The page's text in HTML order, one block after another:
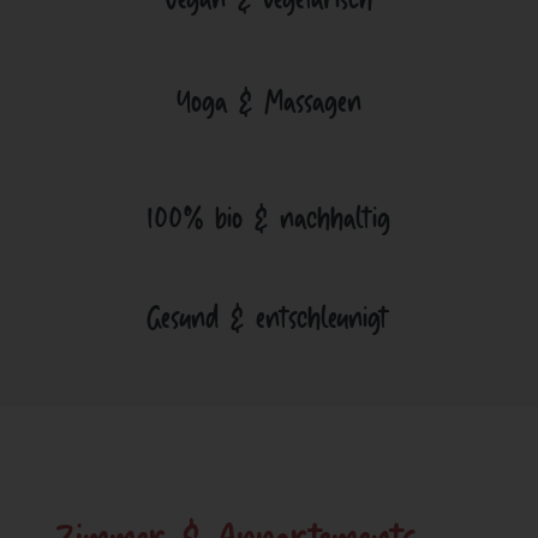
Yoga & Massagen
100% bio & nachhaltig
Gesund & entschleunigt